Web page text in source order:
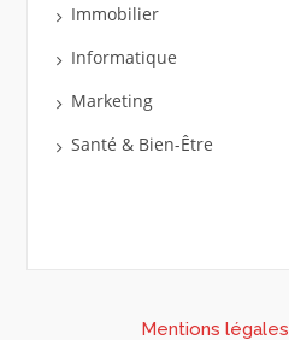
Immobilier
Informatique
Marketing
Santé & Bien-Être
Mentions légales